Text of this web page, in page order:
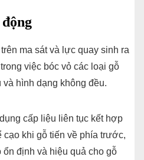
ma sát và lực quay sinh ra
việc bóc vỏ các loại gỗ
hình dạng không đều.
cấp liệu liên tục kết hợp
khi gỗ tiến về phía trước,
định và hiệu quả cho gỗ